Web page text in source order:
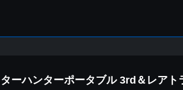
ーハンターポータブル 3rd＆レア